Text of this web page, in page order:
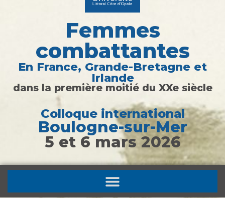
Femmes
combattantes
En France, Grande-Bretagne et
Irlande
dans la première moitié du XXe siècle
Colloque international
Boulogne-sur-Mer​
5 et 6 mars 2026